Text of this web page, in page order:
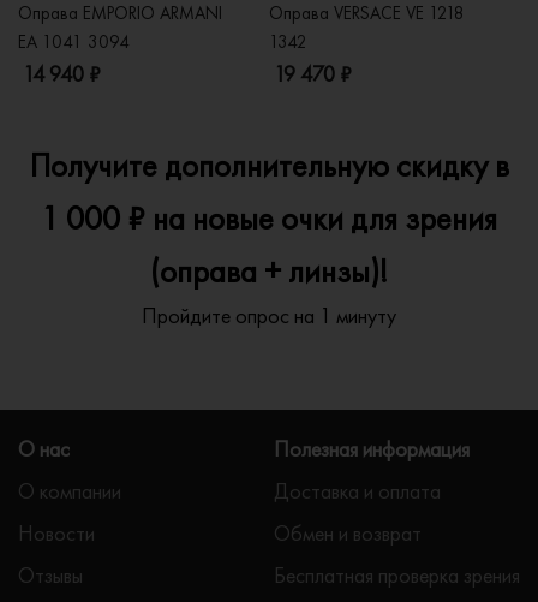
Оправа EMPORIO ARMANI
EA 1041 3094
14 940 ₽
Оправа VERSACE VE 1218
1342
19 470 ₽
Получите дополнительную скидку в
1 000 ₽ на новые очки для зрения
(оправа + линзы)!
Пройдите опрос на 1 минуту
О нас
О компании
Новости
Отзывы
Полезная информация
Доставка и оплата
Обмен и возврат
Бесплатная проверка зрения